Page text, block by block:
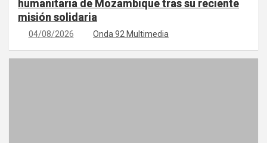
humanitaria de Mozambique tras su reciente
misión solidaria
04/08/2026 Onda 92 Multimedia